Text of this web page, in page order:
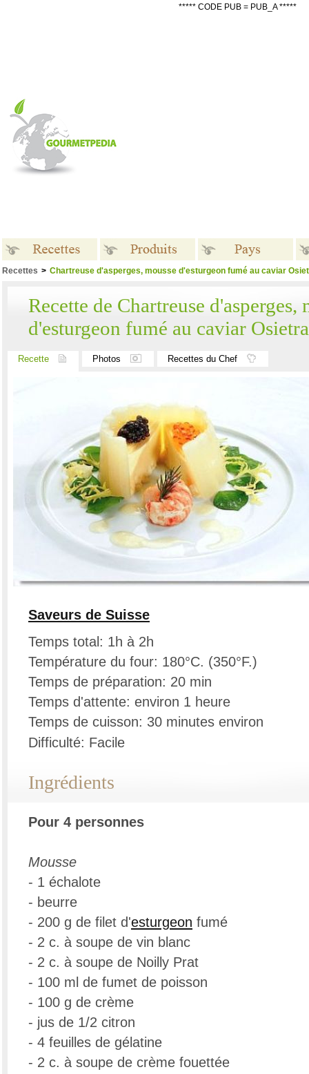
***** CODE PUB = PUB_A *****
Recettes > Chartreuse d'asperges, mousse d'esturgeon fumé au caviar
Recette de Chartreuse d'asperges,
d'esturgeon fumé au caviar Osietra
Recette Photos Recettes du Chef
Saveurs de Suisse
Temps total: 1h à 2h
Température du four: 180°C. (350°F.)
Temps de préparation: 20 min
Temps d'attente: environ 1 heure
Temps de cuisson: 30 minutes environ
Difficulté: Facile
Ingrédients
Pour 4 personnes
Mousse
- 1 échalote
- beurre
- 200 g de filet d'esturgeon fumé
- 2 c. à soupe de vin blanc
- 2 c. à soupe de Noilly Prat
- 100 ml de fumet de poisson
- 100 g de crème
- jus de 1/2 citron
- 4 feuilles de gélatine
- 2 c. à soupe de crème fouettée